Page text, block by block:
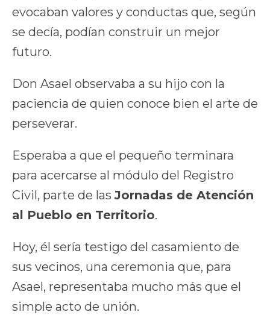
evocaban valores y conductas que, según
se decía, podían construir un mejor
futuro.
Don Asael observaba a su hijo con la
paciencia de quien conoce bien el arte de
perseverar.
Esperaba a que el pequeño terminara
para acercarse al módulo del Registro
Civil, parte de las Jornadas de Atención
al Pueblo en Territorio.
Hoy, él sería testigo del casamiento de
sus vecinos, una ceremonia que, para
Asael, representaba mucho más que el
simple acto de unión.